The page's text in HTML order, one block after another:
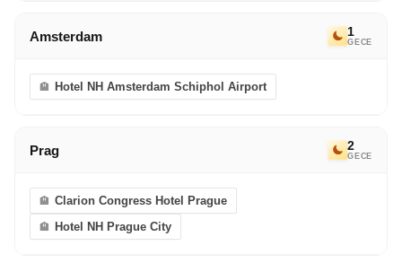
Amsterdam 1
GECE
Hotel NH Amsterdam Schiphol Airport
Prag 2
GECE
Clarion Congress Hotel Prague
Hotel NH Prague City